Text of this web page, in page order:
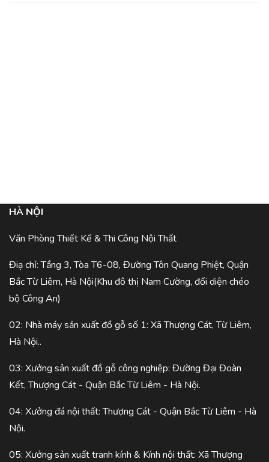
HÀ NỘI
Văn Phòng Thiết Kế & Thi Công Nội Thất
Điạ chỉ: Tầng 3, Tòa T6-08, Đường Tôn Quang Phiệt, Quận
Bắc Từ Liêm, Hà Nội(Khu đô thị Nam Cường, đối diện chéo
bộ Công An)
02: Nhà máy sản xuất đồ gỗ số 1: Xã Thượng Cát, Từ Liêm,
Hà Nội..
03: Xưởng sản xuất đồ gỗ công nghiệp: Đường Đại Đoàn
Kết, Thượng Cát - Quận Bắc Từ Liêm - Hà Nội.
04: Xưởng đá nội thất: Thượng Cát - Quận Bắc Từ Liêm - Hà
Nội.
05: Xưởng sản xuất tranh kính & Kính nội thất: Xã Thượng